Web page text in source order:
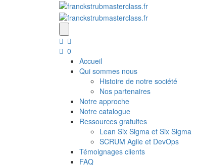
0
Accueil
Qui sommes nous
Histoire de notre société
Nos partenaires
Notre approche
Notre catalogue
Ressources gratuites
Lean Six Sigma et Six Sigma
SCRUM Agile et DevOps
Témoignages clients
FAQ